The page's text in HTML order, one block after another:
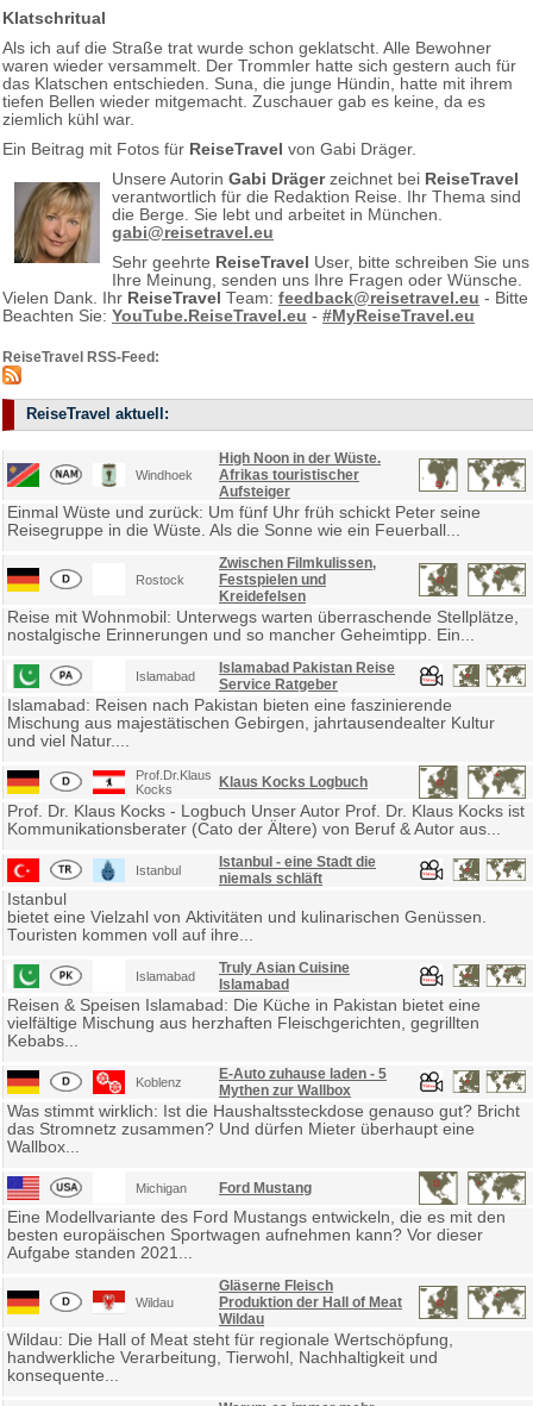
Klatschritual
Als ich auf die Straße trat wurde schon geklatscht. Alle Bewohner
waren wieder versammelt. Der Trommler hatte sich gestern auch für
das Klatschen entschieden. Suna, die junge Hündin, hatte mit ihrem
tiefen Bellen wieder mitgemacht. Zuschauer gab es keine, da es
ziemlich kühl war.
Ein Beitrag mit Fotos für ReiseTravel von Gabi Dräger.
Unsere Autorin Gabi Drägerzeichnet bei ReiseTravel
verantwortlich für die Redaktion Reise. Ihr Thema sind
die Berge. Sie lebt und arbeitet in München.
gabi@reisetravel.eu
Sehr geehrte ReiseTravel User, bitte schreiben Sie uns
Ihre Meinung, senden uns Ihre Fragen oder Wünsche.
Vielen Dank. Ihr ReiseTravel Team: feedback@reisetravel.eu - Bitte
Beachten Sie: YouTube.ReiseTravel.eu - #MyReiseTravel.eu
ReiseTravel RSS-Feed:
ReiseTravel aktuell:
Windhoek
High Noon in der Wüste.
Afrikas touristischer
Aufsteiger
Einmal Wüste und zurück: Um fünf Uhr früh schickt Peter seine
Reisegruppe in die Wüste. Als die Sonne wie ein Feuerball...
Rostock
Zwischen Filmkulissen,
Festspielen und
Kreidefelsen
Reise mit Wohnmobil: Unterwegs warten überraschende Stellplätze,
nostalgische Erinnerungen und so mancher Geheimtipp. Ein...
Islamabad
Islamabad Pakistan Reise
Service Ratgeber
Islamabad: Reisen nach Pakistan bieten eine faszinierende
Mischung aus majestätischen Gebirgen, jahrtausendealter Kultur
und viel Natur....
Prof.Dr.Klaus
Kocks
Klaus Kocks Logbuch
Prof. Dr. Klaus Kocks - Logbuch Unser Autor Prof. Dr. Klaus Kocks ist
Kommunikationsberater (Cato der Ältere) von Beruf & Autor aus...
Istanbul
Istanbul - eine Stadt die
niemals schläft
Istanbul
bietet eine Vielzahl von Aktivitäten und kulinarischen Genüssen.
Touristen kommen voll auf ihre...
Islamabad
Truly Asian Cuisine
Islamabad
Reisen & Speisen Islamabad: Die Küche in Pakistan bietet eine
vielfältige Mischung aus herzhaften Fleischgerichten, gegrillten
Kebabs...
Koblenz
E-Auto zuhause laden - 5
Mythen zur Wallbox
Was stimmt wirklich: Ist die Haushaltssteckdose genauso gut? Bricht
das Stromnetz zusammen? Und dürfen Mieter überhaupt eine
Wallbox...
Michigan Ford Mustang
Eine Modellvariante des Ford Mustangs entwickeln, die es mit den
besten europäischen Sportwagen aufnehmen kann? Vor dieser
Aufgabe standen 2021...
Wildau
Gläserne Fleisch
Produktion der Hall of Meat
Wildau
Wildau: Die Hall of Meat steht für regionale Wertschöpfung,
handwerkliche Verarbeitung, Tierwohl, Nachhaltigkeit und
konsequente...